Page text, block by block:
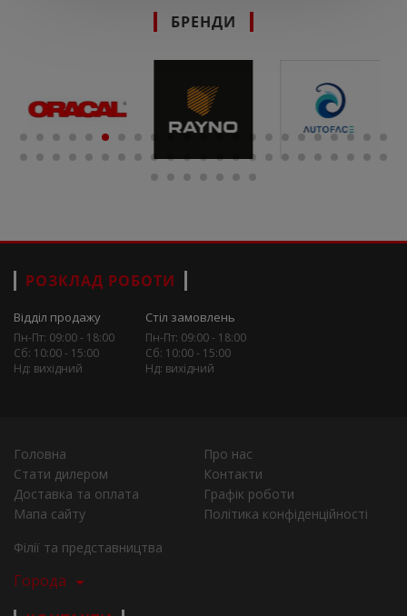
БРЕНДИ
РОЗКЛАД РОБОТИ
Відділ продажу
Пн-Пт: 09:00 - 18:00
Сб: 10:00 - 15:00
Нд: вихідний
Стіл замовлень
Пн-Пт: 09:00 - 18:00
Сб: 10:00 - 15:00
Нд: вихідний
Головна
Про нас
Стати дилером
Контакти
Доставка та оплата
Графік роботи
Мапа сайту
Політика конфіденційності
Філії та представництва
Города